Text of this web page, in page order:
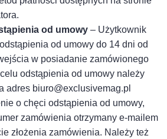
od umowy – Użytkownik
od umowy do 14 dni od
w posiadanie zamówionego
odstąpienia od umowy należy
adres biuro@exclusivemag.pl
o chęci odstąpienia od umowy,
zamówienia otrzymany e-mailem
złożenia zamówienia. Należy też